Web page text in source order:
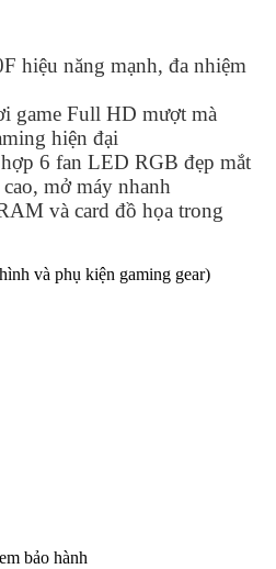
hiệu năng mạnh, đa nhiệm
game Full HD mượt mà
hiện đại
6 fan LED RGB đẹp mắt
mở máy nhanh
và card đồ họa trong
và phụ kiện gaming gear)
bảo hành